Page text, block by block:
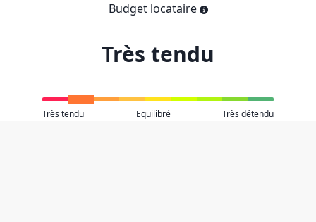
Budget locataire
Très tendu
Très tendu Equilibré Très détendu